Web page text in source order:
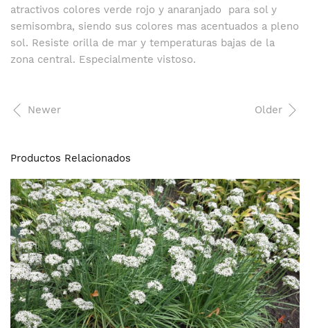
atractivos colores verde rojo y anaranjado para sol y
semisombra, siendo sus colores mas acentuados a pleno
sol. Resiste orilla de mar y temperaturas bajas de la
zona central. Especialmente vistoso.
Older
Newer
Productos Relacionados